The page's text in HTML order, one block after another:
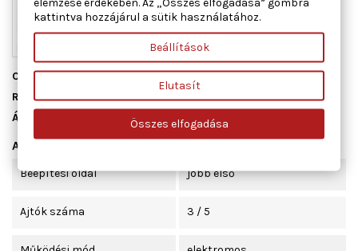
Cikkszám350103648000
Raktáron3 db
Állapot
Adatlap
Beépítési oldal jobb első
Ajtók száma 3 / 5
kattintva hozzájárul a sütik használatához.
Beállítások
Elutasít
Összes elfogadása